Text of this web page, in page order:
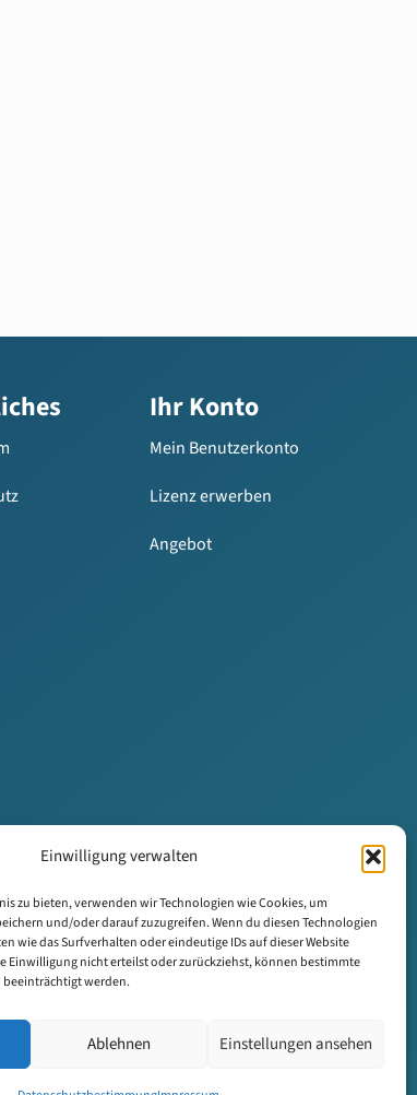
Einwilligung verwalten
zu bieten, verwenden wir Technologien wie Cookies, um
und/oder darauf zuzugreifen. Wenn du diesen Technologien
wie das Surfverhalten oder eindeutige IDs auf dieser Website
Einwilligung nicht erteilst oder zurückziehst, können bestimmte
werden.
Ablehnen Einstellungen ansehen
Ihr Konto
Mein Benutzerkonto
Lizenz erwerben
Angebot
nicht gestattet. Weitere Informationen
Schritte vor.